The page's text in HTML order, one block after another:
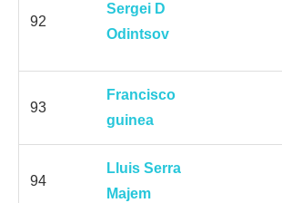
92
Sergei D
Odintsov
93
Francisco
guinea
94
Lluis Serra
Majem